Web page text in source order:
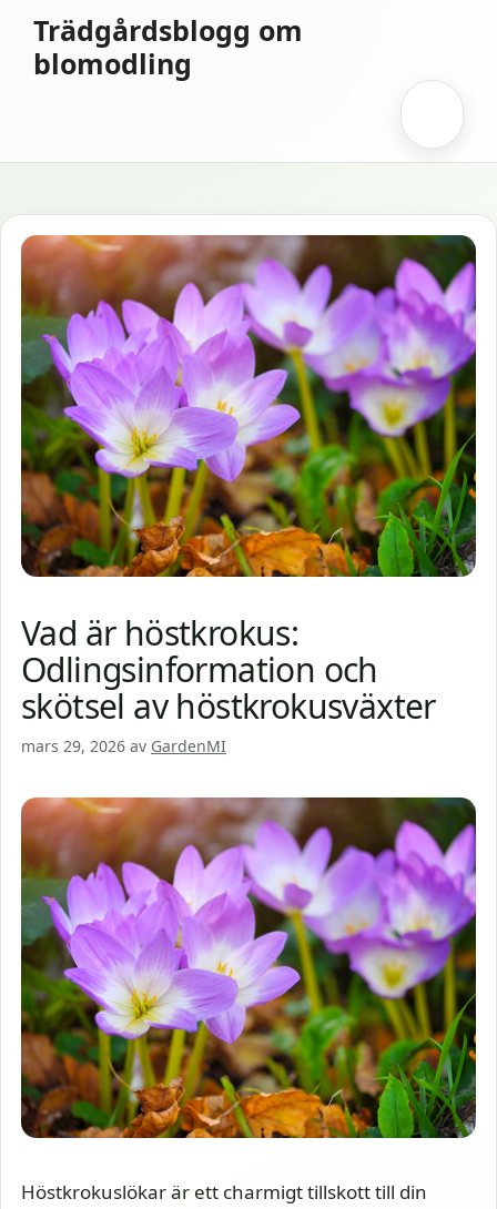
innehåll
Trädgårdsblogg om
blomodling
Vad är höstkrokus:
Odlingsinformation och
skötsel av höstkrokusväxter
mars 29, 2026 av GardenMI
Höstkrokuslökar är ett charmigt tillskott till din